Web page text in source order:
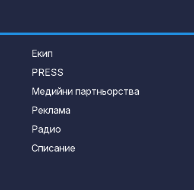
Екип
PRESS
Медийни партньорства
Реклама
Радио
Списание